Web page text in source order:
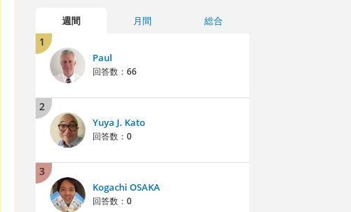
週間 月間 総合
1
Paul
回答数： 66
2
Yuya J. Kato
回答数： 0
3
Kogachi OSAKA
回答数： 0